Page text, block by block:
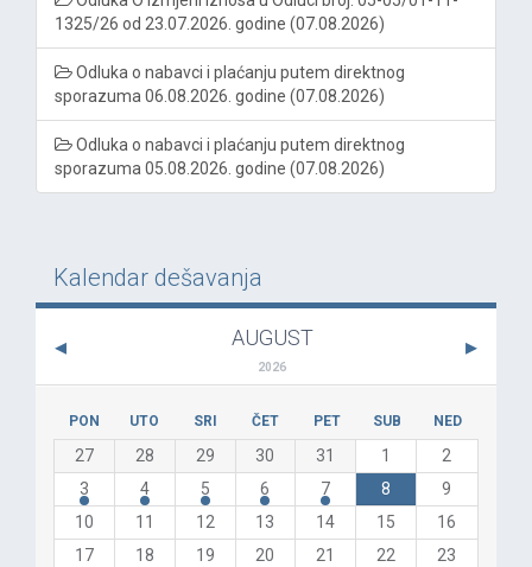
1325/26 od 23.07.2026. godine (07.08.2026)
Odluka o nabavci i plaćanju putem direktnog
sporazuma 06.08.2026. godine (07.08.2026)
Odluka o nabavci i plaćanju putem direktnog
sporazuma 05.08.2026. godine (07.08.2026)
Kalendar dešavanja
AUGUST
2026
PON UTO SRI ČET PET SUB NED
27 28 29 30 31 1
2
3
4 5 6 7 8
9
10
11 12 13 14 15
16
17
18 19 20 21 22
23